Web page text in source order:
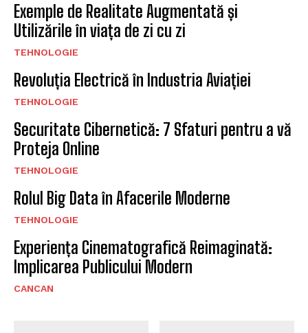
Exemple de Realitate Augmentată și
Utilizările în viața de zi cu zi
TEHNOLOGIE
Revoluția Electrică în Industria Aviației
TEHNOLOGIE
Securitate Cibernetică: 7 Sfaturi pentru a vă
Proteja Online
TEHNOLOGIE
Rolul Big Data în Afacerile Moderne
TEHNOLOGIE
Experiența Cinematografică Reimaginată:
Implicarea Publicului Modern
CANCAN